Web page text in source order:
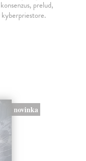
prelud,
kyberpriestore.
novinka